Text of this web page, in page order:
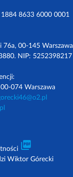
8633 6000 0001
76a, 00-145 Warszawa
NIP: 5252398217
074 Warszawa
picture_as_pdf
Wiktor Górecki